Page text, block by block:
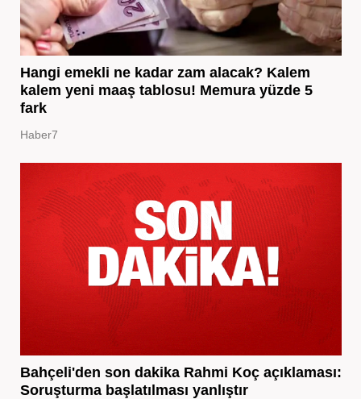
Hangi emekli ne kadar zam alacak? Kalem
kalem yeni maaş tablosu! Memura yüzde 5
fark
Haber7
Bahçeli'den son dakika Rahmi Koç açıklaması:
Soruşturma başlatılması yanlıştır